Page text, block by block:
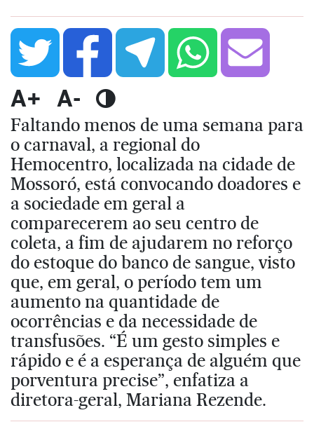
A+ A-
Faltando menos de uma semana para
o carnaval, a regional do
Hemocentro, localizada na cidade de
Mossoró, está convocando doadores e
a sociedade em geral a
comparecerem ao seu centro de
coleta, a fim de ajudarem no reforço
do estoque do banco de sangue, visto
que, em geral, o período tem um
aumento na quantidade de
ocorrências e da necessidade de
transfusões. “É um gesto simples e
rápido e é a esperança de alguém que
porventura precise”, enfatiza a
diretora-geral, Mariana Rezende.